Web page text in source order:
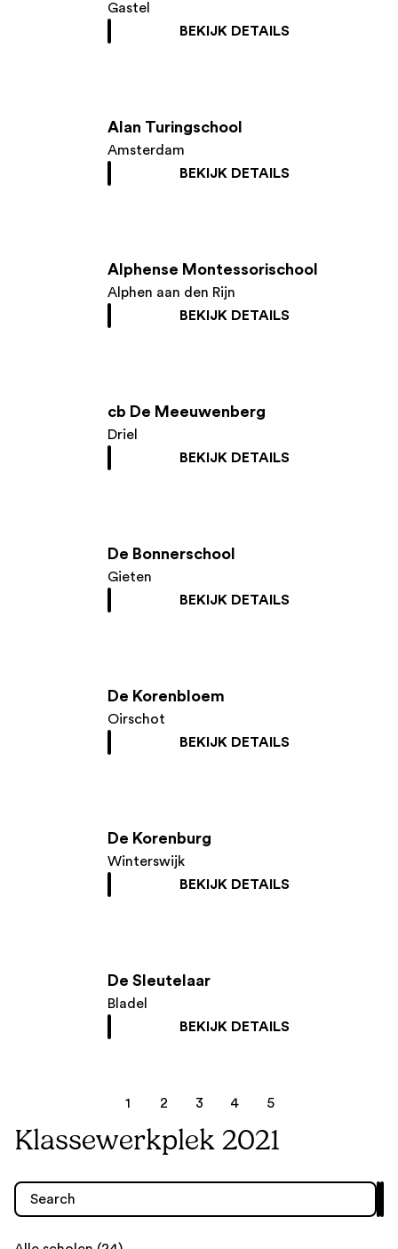
Gastel
BEKIJK DETAILS
Alan Turingschool
Amsterdam
BEKIJK DETAILS
Alphense Montessorischool
Alphen aan den Rijn
BEKIJK DETAILS
cb De Meeuwenberg
Driel
BEKIJK DETAILS
De Bonnerschool
Gieten
BEKIJK DETAILS
De Korenbloem
Oirschot
BEKIJK DETAILS
De Korenburg
Winterswijk
BEKIJK DETAILS
De Sleutelaar
Bladel
BEKIJK DETAILS
1 2 3 4 5
Klassewerkplek 2021